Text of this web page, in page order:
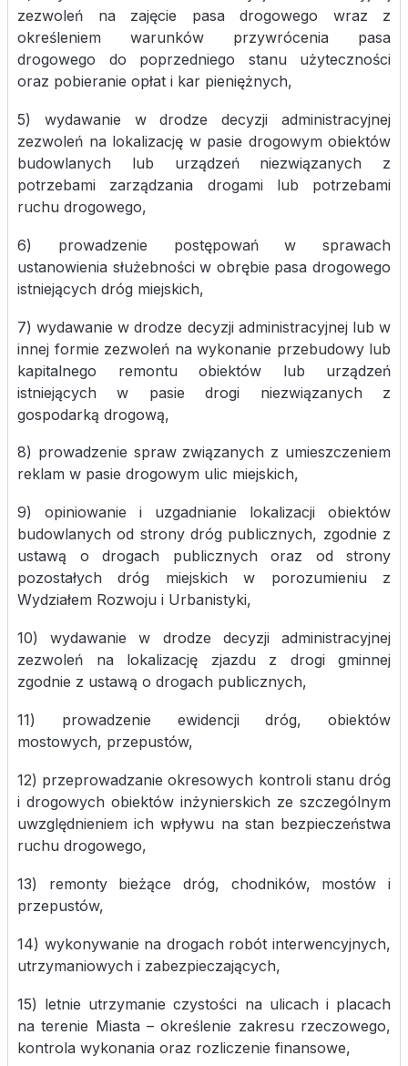
zezwoleń na zajęcie pasa drogowego wraz z
określeniem warunków przywrócenia pasa
drogowego do poprzedniego stanu użyteczności
oraz pobieranie opłat i kar pieniężnych,
5) wydawanie w drodze decyzji administracyjnej
zezwoleń na lokalizację w pasie drogowym obiektów
budowlanych lub urządzeń niezwiązanych z
potrzebami zarządzania drogami lub potrzebami
ruchu drogowego,
6) prowadzenie postępowań w sprawach
ustanowienia służebności w obrębie pasa drogowego
istniejących dróg miejskich,
7) wydawanie w drodze decyzji administracyjnej lub w
innej formie zezwoleń na wykonanie przebudowy lub
kapitalnego remontu obiektów lub urządzeń
istniejących w pasie drogi niezwiązanych z
gospodarką drogową,
8) prowadzenie spraw związanych z umieszczeniem
reklam w pasie drogowym ulic miejskich,
9) opiniowanie i uzgadnianie lokalizacji obiektów
budowlanych od strony dróg publicznych, zgodnie z
ustawą o drogach publicznych oraz od strony
pozostałych dróg miejskich w porozumieniu z
Wydziałem Rozwoju i Urbanistyki,
10) wydawanie w drodze decyzji administracyjnej
zezwoleń na lokalizację zjazdu z drogi gminnej
zgodnie z ustawą o drogach publicznych,
11) prowadzenie ewidencji dróg, obiektów
mostowych, przepustów,
12) przeprowadzanie okresowych kontroli stanu dróg
i drogowych obiektów inżynierskich ze szczególnym
uwzględnieniem ich wpływu na stan bezpieczeństwa
ruchu drogowego,
13) remonty bieżące dróg, chodników, mostów i
przepustów,
14) wykonywanie na drogach robót interwencyjnych,
utrzymaniowych i zabezpieczających,
15) letnie utrzymanie czystości na ulicach i placach
na terenie Miasta – określenie zakresu rzeczowego,
kontrola wykonania oraz rozliczenie finansowe,